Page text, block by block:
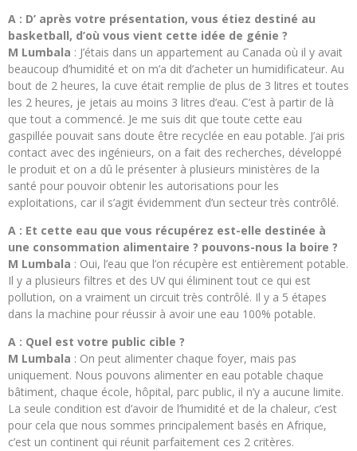
A : D’ après votre présentation, vous étiez destiné au
basketball, d’où vous vient cette idée de génie ?
M Lumbala : J’étais dans un appartement au Canada où il y avait
beaucoup d’humidité et on m’a dit d’acheter un humidificateur. Au
bout de 2 heures, la cuve était remplie de plus de 3 litres et toutes
les 2 heures, je jetais au moins 3 litres d’eau. C’est à partir de là
que tout a commencé. Je me suis dit que toute cette eau
gaspillée pouvait sans doute être recyclée en eau potable. J’ai pris
contact avec des ingénieurs, on a fait des recherches, développé
le produit et on a dû le présenter à plusieurs ministères de la
santé pour pouvoir obtenir les autorisations pour les
exploitations, car il s’agit évidemment d’un secteur très contrôlé.
A : Et cette eau que vous récupérez est-elle destinée à
une consommation alimentaire ? pouvons-nous la boire ?
M Lumbala : Oui, l’eau que l’on récupère est entièrement potable.
Il y a plusieurs filtres et des UV qui éliminent tout ce qui est
pollution, on a vraiment un circuit très contrôlé. Il y a 5 étapes
dans la machine pour réussir à avoir une eau 100% potable.
A : Quel est votre public cible ?
M Lumbala : On peut alimenter chaque foyer, mais pas
uniquement. Nous pouvons alimenter en eau potable chaque
bâtiment, chaque école, hôpital, parc public, il n’y a aucune limite.
La seule condition est d’avoir de l’humidité et de la chaleur, c’est
pour cela que nous sommes principalement basés en Afrique,
c’est un continent qui réunit parfaitement ces 2 critères.